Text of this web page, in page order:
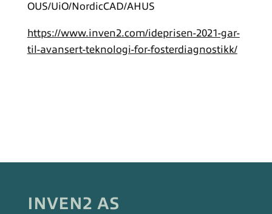
OUS/UiO/NordicCAD/AHUS
https://www.inven2.com/ideprisen-2021-gar-
til-avansert-teknologi-for-fosterdiagnostikk/
INVEN2 AS